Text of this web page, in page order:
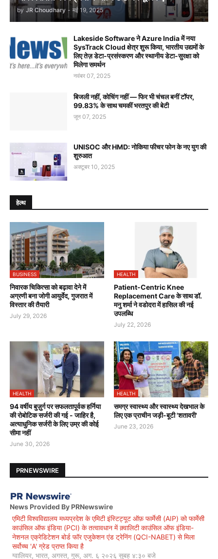
by JR Choudhary - मई 19, 2025
Lakeside Software ने Azure India में नया
SysTrack Cloud क्षेत्र शुरू किया, भारतीय उद्यमों के
लिए तेज़ डेटा-प्रसंस्करण और स्थानीय डेटा-सुरक्षा को
मिलेगा समर्थन
नवंबर 07, 2025
बिजली नहीं, कोचिंग नहीं — फिर भी चंचल बनीं टॉपर,
99.83% के साथ चमकीं भरतपुर की बेटी
जून 07, 2025
UNISOC और HMD: नोकिया फीचर फोन के नए युग की
शुरुआत
अक्टूबर 10, 2025
हेल्थ
BUSINESS
निवारक चिकित्सा को बढ़ावा देने में
अग्रणी बना जोगी आयुर्वेद, गुजरात में
विस्तार की तैयारी
July 29, 2026
HEALTH
Patient-Centric Knee
Replacement Care के साथ डॉ.
मनु शर्मा ने वडोदरा में हासिल की नई
उपलब्धि
July 22, 2026
HEALTH
94 वर्षीय बुज़ुर्ग पर सफलतापूर्वक हर्निया
की रोबोटिक सर्जरी की गई - जाहिर है,
अत्याधुनिक सर्जरी के लिए उम्र की कोई
सीमा नहीं
June 30, 2026
HEALTH
समग्र स्वास्थ्य और स्वास्थ्य देखभाल के
लिए एक प्राचीन जड़ी-बूटी 'शतावरी'
June 23, 2026
PRNEWSWIRE
News Provided By PRNewswire
एमिटी विश्वविद्यालय मध्यप्रदेश के एमिटी इंस्टिट्यूट ऑफ़ फार्मेसी (AIP) को फार्मेसी
काउंसिल ऑफ इंडिया (PCI) के तत्वावधान में क़्वालिटी काउंसिल ऑफ इंडिया-
नेशनल एक्रेडिटेशन बोर्ड फॉर एजुकेशन एंड ट्रेनिंग (QCI-NABET) से मिला
सर्वोच्च 'A' ग्रेड प्राप्त किया है
ग्वालियर, भारत, अगस्त, गुरू, अग. ६ २०२६ सुबह ४:३० बजे